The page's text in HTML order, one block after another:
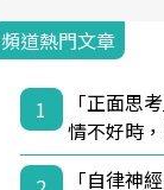
頻道熱門文章
1
「正面思
情不好時
「自律神